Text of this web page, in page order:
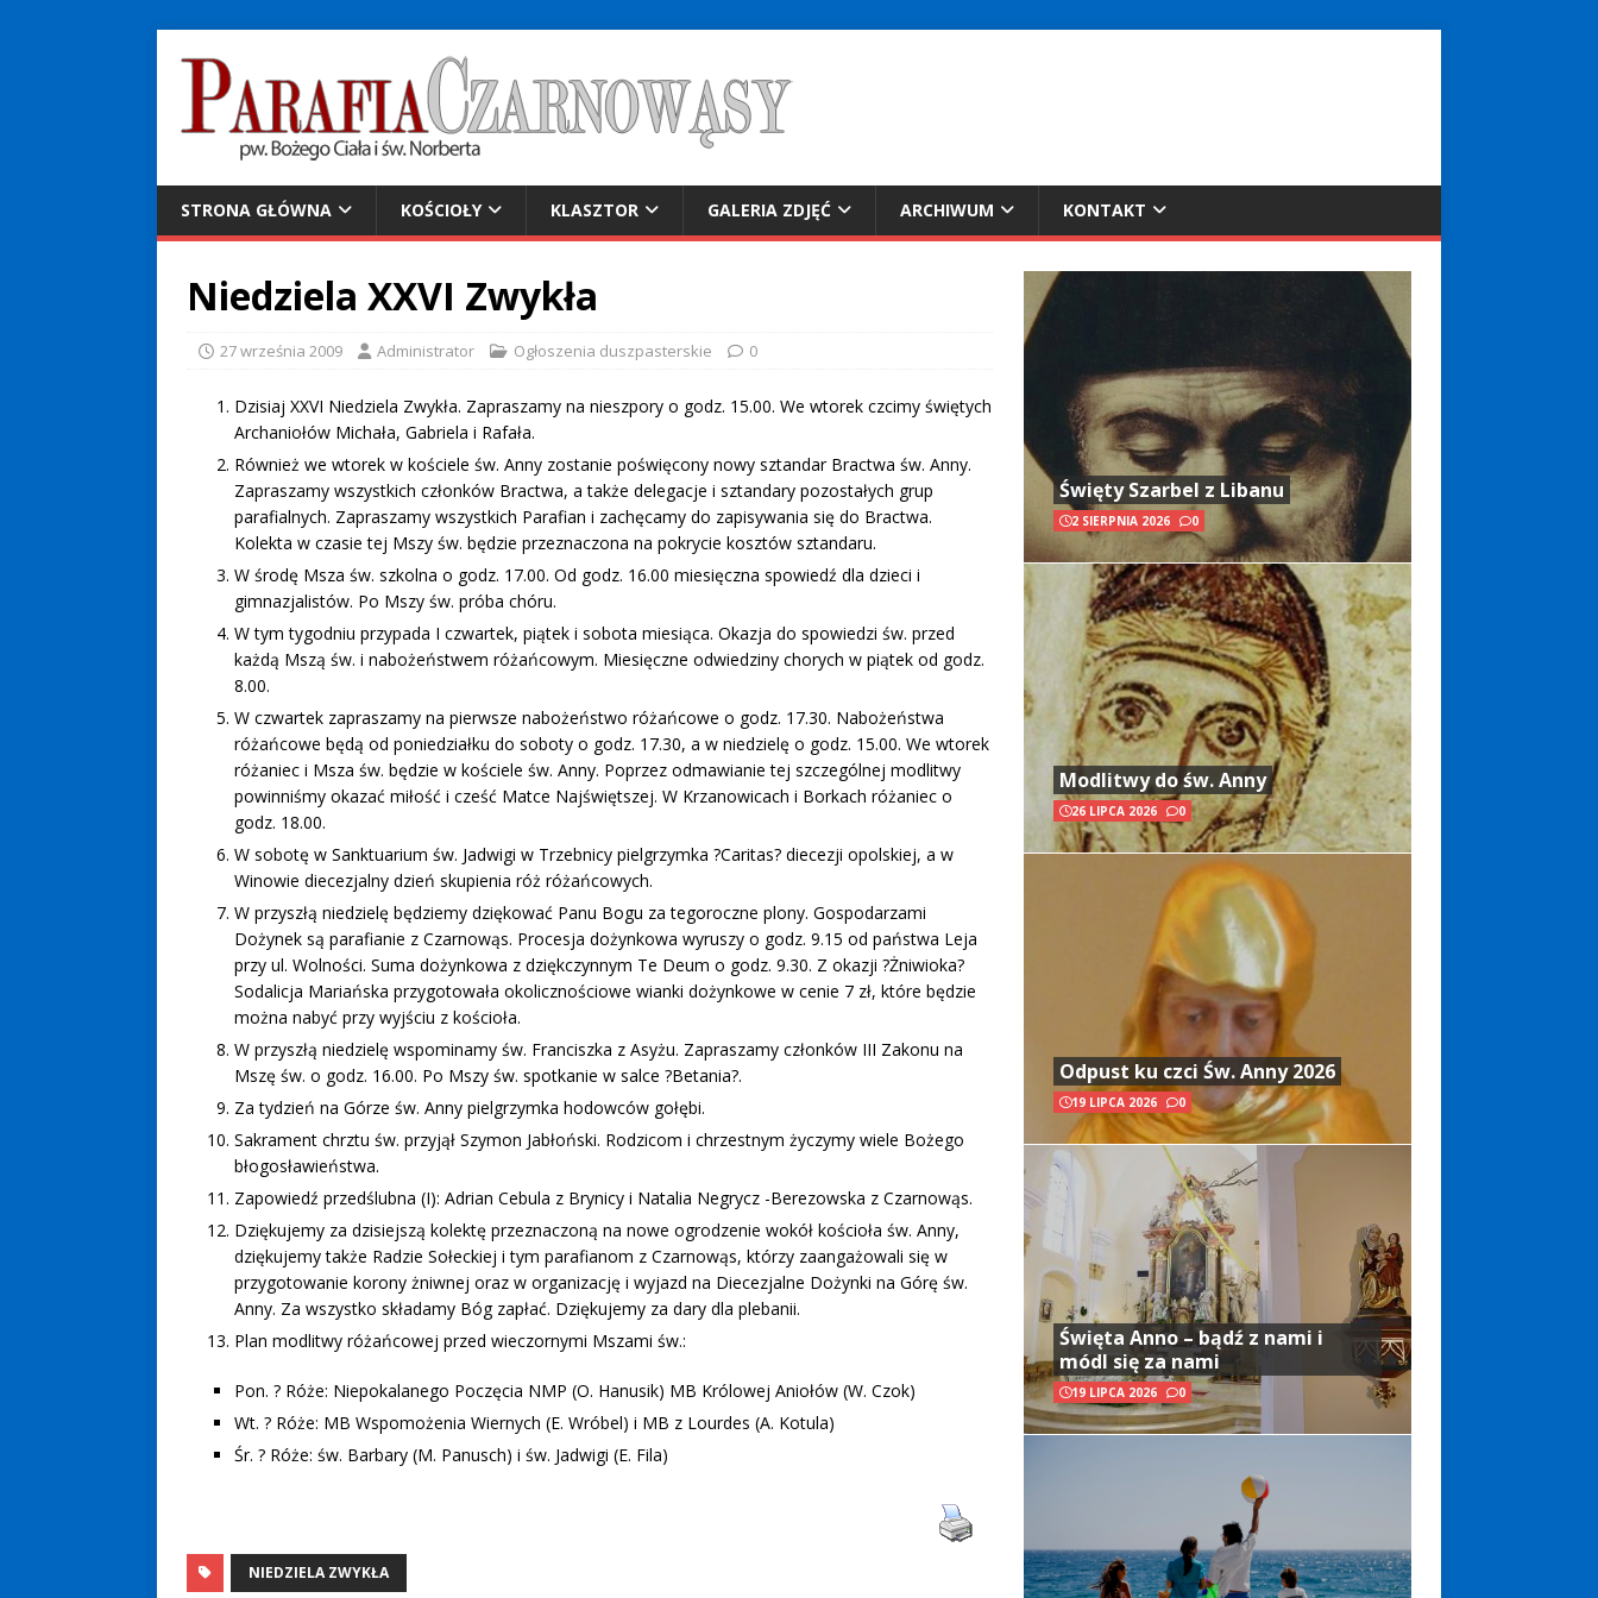
STRONA GŁÓWNA KOŚCIOŁY KLASZTOR GALERIA ZDJĘĆ ARCHIWUM KONTAKT
Niedziela XXVI Zwykła
27 września 2009 Administrator Ogłoszenia duszpasterskie 0
Dzisiaj XXVI Niedziela Zwykła. Zapraszamy na nieszpory o godz. 15.00. We wtorek czcimy świętych
Archaniołów Michała, Gabriela i Rafała.
Również we wtorek w kościele św. Anny zostanie poświęcony nowy sztandar Bractwa św. Anny.
Zapraszamy wszystkich członków Bractwa, a także delegacje i sztandary pozostałych grup
parafialnych. Zapraszamy wszystkich Parafian i zachęcamy do zapisywania się do Bractwa.
Kolekta w czasie tej Mszy św. będzie przeznaczona na pokrycie kosztów sztandaru.
W środę Msza św. szkolna o godz. 17.00. Od godz. 16.00 miesięczna spowiedź dla dzieci i
gimnazjalistów. Po Mszy św. próba chóru.
W tym tygodniu przypada I czwartek, piątek i sobota miesiąca. Okazja do spowiedzi św. przed
każdą Mszą św. i nabożeństwem różańcowym. Miesięczne odwiedziny chorych w piątek od godz.
8.00.
W czwartek zapraszamy na pierwsze nabożeństwo różańcowe o godz. 17.30. Nabożeństwa
różańcowe będą od poniedziałku do soboty o godz. 17.30, a w niedzielę o godz. 15.00. We wtorek
różaniec i Msza św. będzie w kościele św. Anny. Poprzez odmawianie tej szczególnej modlitwy
powinniśmy okazać miłość i cześć Matce Najświętszej. W Krzanowicach i Borkach różaniec o
godz. 18.00.
W sobotę w Sanktuarium św. Jadwigi w Trzebnicy pielgrzymka ?Caritas? diecezji opolskiej, a w
Winowie diecezjalny dzień skupienia róż różańcowych.
W przyszłą niedzielę będziemy dziękować Panu Bogu za tegoroczne plony. Gospodarzami
Dożynek są parafianie z Czarnowąs. Procesja dożynkowa wyruszy o godz. 9.15 od państwa Leja
przy ul. Wolności. Suma dożynkowa z dziękczynnym Te Deum o godz. 9.30. Z okazji ?Żniwioka?
Sodalicja Mariańska przygotowała okolicznościowe wianki dożynkowe w cenie 7 zł, które będzie
można nabyć przy wyjściu z kościoła.
W przyszłą niedzielę wspominamy św. Franciszka z Asyżu. Zapraszamy członków III Zakonu na
Mszę św. o godz. 16.00. Po Mszy św. spotkanie w salce ?Betania?.
Za tydzień na Górze św. Anny pielgrzymka hodowców gołębi.
Sakrament chrztu św. przyjął Szymon Jabłoński. Rodzicom i chrzestnym życzymy wiele Bożego
błogosławieństwa.
Zapowiedź przedślubna (I): Adrian Cebula z Brynicy i Natalia Negrycz -Berezowska z Czarnowąs.
Dziękujemy za dzisiejszą kolektę przeznaczoną na nowe ogrodzenie wokół kościoła św. Anny,
dziękujemy także Radzie Sołeckiej i tym parafianom z Czarnowąs, którzy zaangażowali się w
przygotowanie korony żniwnej oraz w organizację i wyjazd na Diecezjalne Dożynki na Górę św.
Anny. Za wszystko składamy Bóg zapłać. Dziękujemy za dary dla plebanii.
Plan modlitwy różańcowej przed wieczornymi Mszami św.:
Pon. ? Róże: Niepokalanego Poczęcia NMP (O. Hanusik) MB Królowej Aniołów (W. Czok)
Wt. ? Róże: MB Wspomożenia Wiernych (E. Wróbel) i MB z Lourdes (A. Kotula)
Śr. ? Róże: św. Barbary (M. Panusch) i św. Jadwigi (E. Fila)
NIEDZIELA ZWYKŁA
Święty Szarbel z Libanu
2 SIERPNIA 2026 0
Modlitwy do św. Anny
26 LIPCA 2026 0
Odpust ku czci Św. Anny 2026
19 LIPCA 2026 0
Święta Anno – bądź z nami i
módl się za nami
19 LIPCA 2026 0